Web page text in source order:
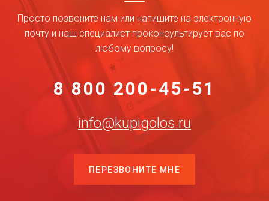
Просто позвоните нам или напишите на электронную
почту и наш специалист проконсультирует вас по
любому вопросу!
8 800 200-45-51
info@kupigolos.ru
ПЕРЕЗВОНИТЕ МНЕ